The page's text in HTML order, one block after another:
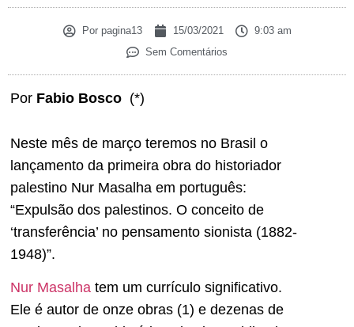
Porpagina13 15/03/2021
9:03 am
Sem Comentários
Por Fabio Bosco (*)
Neste mês de março teremos no Brasil o
lançamento da primeira obra do historiador
palestino Nur Masalha em português:
“Expulsão dos palestinos. O conceito de
‘transferência’ no pensamento sionista (1882-
1948)”.
Nur Masalha tem um currículo significativo.
Ele é autor de onze obras (1) e dezenas de